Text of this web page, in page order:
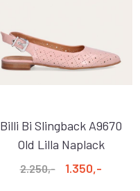
Billi Bi Slingback A9670
Old Lilla Naplack
2.250,- 1.350,-